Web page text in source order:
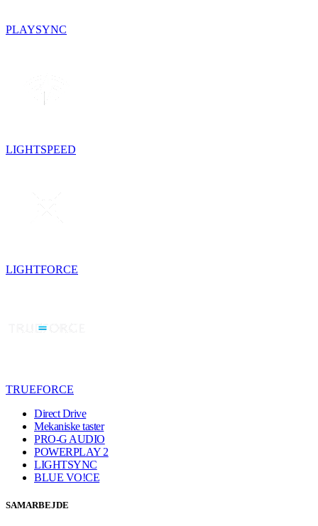
PLAYSYNC
LIGHTSPEED
LIGHTFORCE
TRUEFORCE
Direct Drive
Mekaniske taster
PRO-G AUDIO
POWERPLAY 2
LIGHTSYNC
BLUE VO!CE
SAMARBEJDE